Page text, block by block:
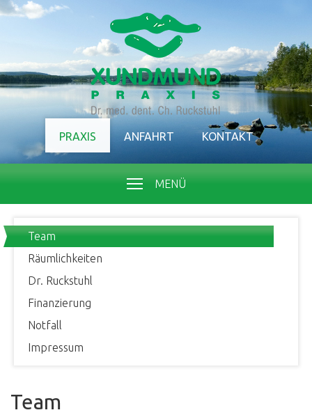
PRAXIS ANFAHRT KONTAKT
MENÜ
Team
Räumlichkeiten
Dr. Ruckstuhl
Finanzierung
Notfall
Impressum
Team